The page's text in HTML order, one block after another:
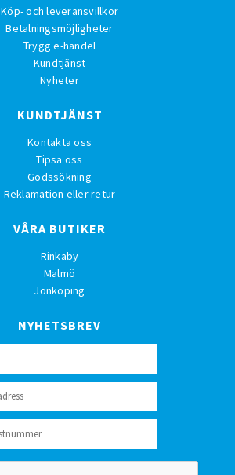
Köp- och leveransvillkor
Betalningsmöjligheter
Trygg e-handel
Kundtjänst
Nyheter
KUNDTJÄNST
Kontakta oss
Tipsa oss
Godssökning
Reklamation eller retur
VÅRA BUTIKER
Rinkaby
Malmö
Jönköping
NYHETSBREV